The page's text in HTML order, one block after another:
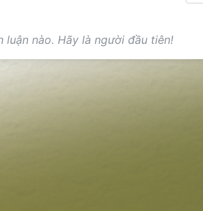
luận nào. Hãy là người đầu tiên!